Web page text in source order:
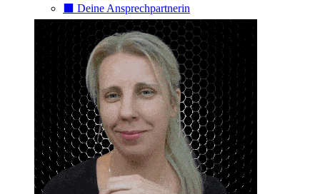
⬛️ Deine Ansprechpartnerin